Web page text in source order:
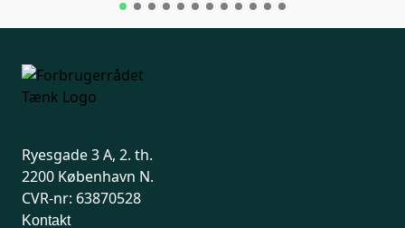
Ryesgade 3 A, 2. th.
2200 København N.
CVR-nr: 63870528
Kontakt